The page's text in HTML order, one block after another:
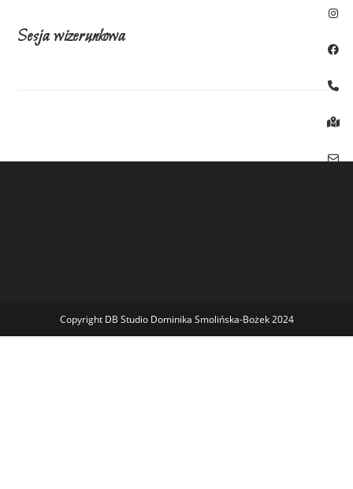
Sesja wizerunkowa
Copyright DB Studio Dominika Smolińska-Bożek 2024